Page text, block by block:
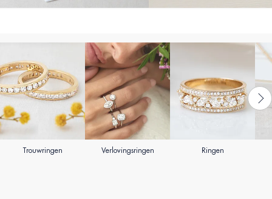
Trouwringen Verlovingsringen Ringen